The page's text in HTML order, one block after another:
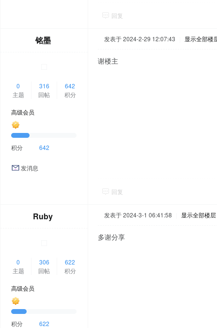
回复
铭墨
0
主题
316
回帖
642
积分
高级会员
积分 642
发消息
发表于 2024-2-29 12:07:43 显示全部楼
谢楼主
回复
Ruby
0
主题
306
回帖
622
积分
高级会员
积分 622
发表于 2024-3-1 06:41:58 显示全部楼层
多谢分享